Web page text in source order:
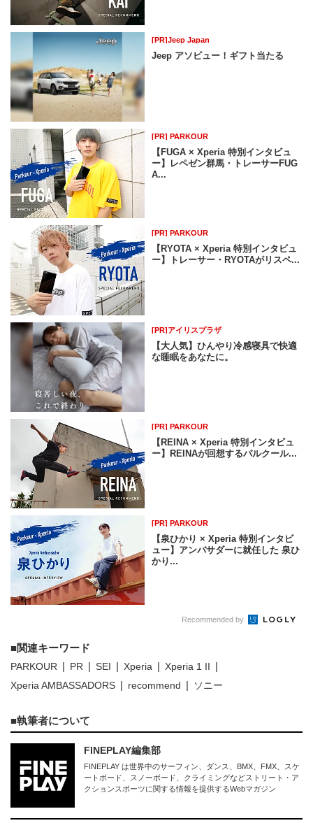
[PR]Jeep Japan
Jeep アソビュー！ギフト当たる
[PR] PARKOUR
【FUGA × Xperia 特別インタビュ
ー】レペゼン群馬・トレーサーFUG
A...
[PR] PARKOUR
【RYOTA × Xperia 特別インタビュ
ー】トレーサー・RYOTAがリスペ...
[PR]アイリスプラザ
【大人気】ひんやり冷感寝具で快適
な睡眠をあなたに。
[PR] PARKOUR
【REINA × Xperia 特別インタビュ
ー】REINAが回想するパルクール...
[PR] PARKOUR
【泉ひかり × Xperia 特別インタビ
ュー】アンバサダーに就任した 泉ひ
かり...
Recommended by
関連キーワード
PARKOUR PR SEI Xperia
Xperia 1 II
Xperia AMBASSADORS
recommend ソニー
執筆者について
FINEPLAY編集部
FINEPLAY は世界中のサーフィン、ダンス、BMX、FMX、スケ
ートボード、スノーボード、クライミングなどストリート・ア
クションスポーツに関する情報を提供するWebマガジン